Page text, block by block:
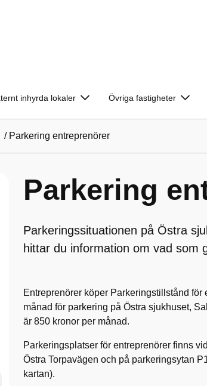
inhyrda lokaler Övriga fastigheter
/ Parkering entreprenörer
Parkering
Parkeringssituationen på Östra
hittar du information om vad som
Entreprenörer köper Parkeringstillstånd
månad för parkering på Östra sjukhuset,
är 850 kronor per månad.
Parkeringsplatser för entreprenörer finns
Östra Torpavägen och på parkeringsytan
kartan).